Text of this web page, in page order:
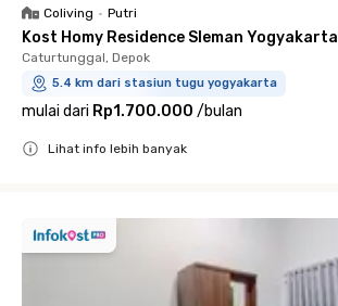
Coliving • Putri
Kost Homy Residence Sleman Yogyakarta
Caturtunggal, Depok
5.4 km dari stasiun tugu yogyakarta
mulai dari Rp1.700.000 /bulan
Lihat info lebih banyak